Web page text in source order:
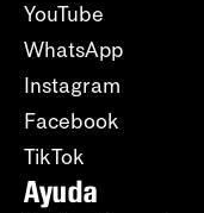
YouTube
WhatsApp
Instagram
Facebook
TikTok
Ayuda